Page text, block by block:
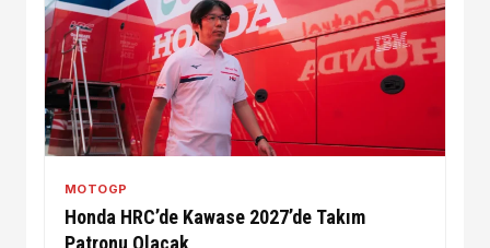
MOTOGP
Honda HRC’de Kawase 2027’de Takım
Patronu Olacak